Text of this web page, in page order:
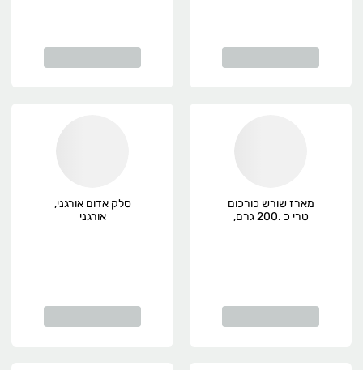
מארז שורש כורכום
טרי כ .200 גרם,
סלק אדום אורגני,
אורגני